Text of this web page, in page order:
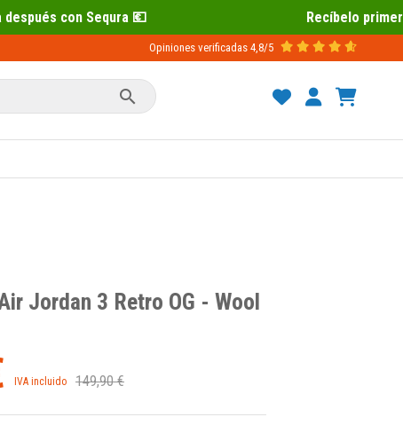
Recíbelo primero 📦 Paga después con Sequra
Opiniones verificadas 4,8/5

Jordan 3 Retro OG - Wool
IVA incluido 149,90 €